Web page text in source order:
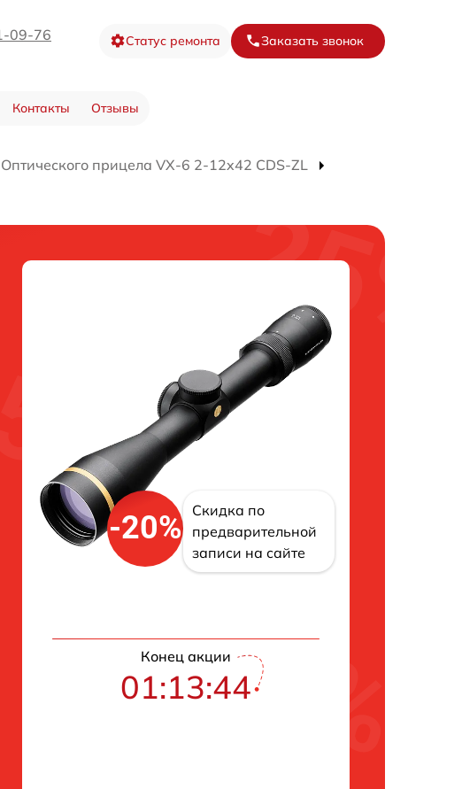
09-76 Статус ремонта Заказать звонок
Контакты Отзывы
прицела VX-6 2-12x42 CDS-ZL
-20%
Скидка по
предварительной
записи на сайте
Конец акции
01:13:43